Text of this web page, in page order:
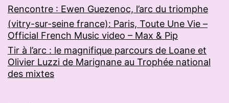
Rencontre : Ewen Guezenoc, l’arc du triomphe
(vitry-sur-seine france): Paris, Toute Une Vie –
Official French Music video – Max & Pip
Tir à l’arc : le magnifique parcours de Loane et
Olivier Luzzi de Marignane au Trophée national
des mixtes